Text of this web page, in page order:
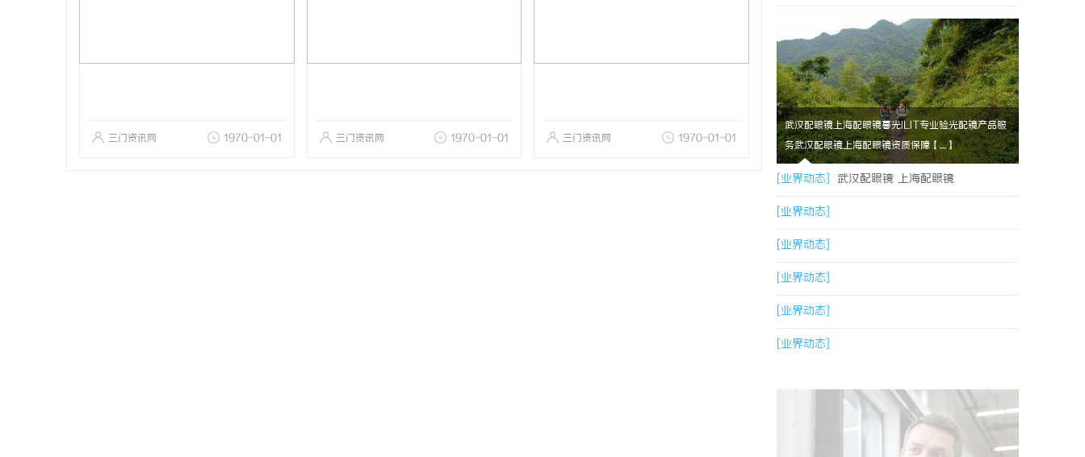
三门资讯网 1970-01-01 三门资讯网 1970-01-01 三门资讯网 1970-01-01
武汉配眼镜上海配眼镜暮光ILIT专业验光配镜产品服
务武汉配眼镜上海配眼镜资质保障【....】
[业界动态] 武汉配眼镜 上海配眼镜
[业界动态]
[业界动态]
[业界动态]
[业界动态]
[业界动态]